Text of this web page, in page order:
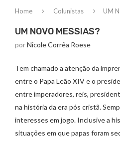
Home Colunistas UM
UM NOVO MESSIAS?
porNicole Corrêa Roese
Tem chamado a atenção da
entre o Papa Leão XIV e o
entre imperadores, reis,
na história da era pós cristã.
interesses em jogo. Inclusive a
situações em que papas foram